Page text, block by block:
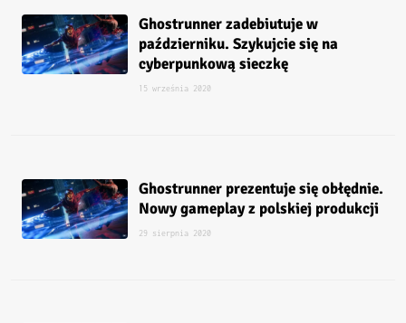
Ghostrunner zadebiutuje w
październiku. Szykujcie się na
cyberpunkową sieczkę
15 września 2020
Ghostrunner prezentuje się obłędnie.
Nowy gameplay z polskiej produkcji
29 sierpnia 2020